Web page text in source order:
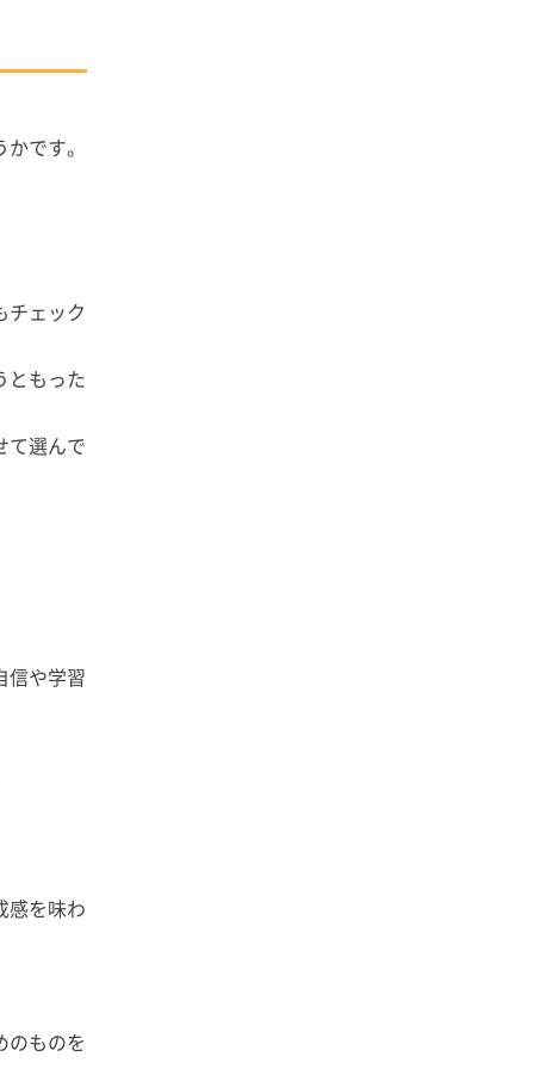
です。
チェック
ともった
て選んで
信や学習
感を味わ
のものを